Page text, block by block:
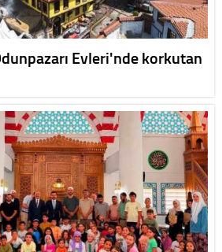
Evleri'nde korkutan